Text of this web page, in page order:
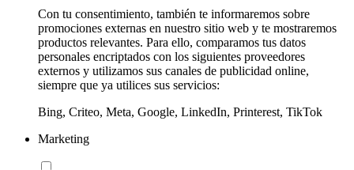
Con tu consentimiento, también te informaremos sobre
promociones externas en nuestro sitio web y te mostraremos
productos relevantes. Para ello, comparamos tus datos
personales encriptados con los siguientes proveedores
externos y utilizamos sus canales de publicidad online,
siempre que ya utilices sus servicios:
Bing, Criteo, Meta, Google, LinkedIn, Printerest, TikTok
Marketing